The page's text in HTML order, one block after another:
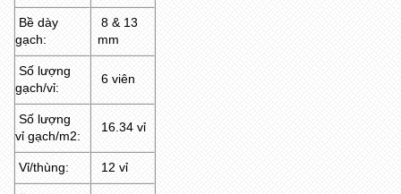
Bề dày
gạch:
8 & 13
mm
Số lượng
gạch/vỉ:
6 viên
Số lượng
vỉ gạch/m2:
16.34 vỉ
Vỉ/thùng: 12 vỉ